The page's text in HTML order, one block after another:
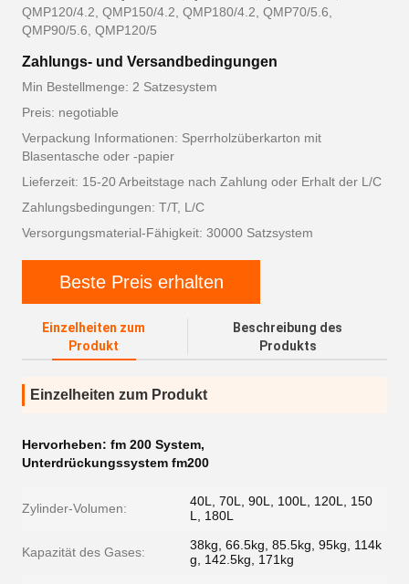
QMP120/4.2, QMP150/4.2, QMP180/4.2, QMP70/5.6,
QMP90/5.6, QMP120/5
Zahlungs- und Versandbedingungen
Min Bestellmenge: 2 Satzesystem
Preis: negotiable
Verpackung Informationen: Sperrholzüberkarton mit
Blasentasche oder -papier
Lieferzeit: 15-20 Arbeitstage nach Zahlung oder Erhalt der L/C
Zahlungsbedingungen: T/T, L/C
Versorgungsmaterial-Fähigkeit: 30000 Satzsystem
Beste Preis erhalten
Einzelheiten zum
Produkt
Beschreibung des
Produkts
Einzelheiten zum Produkt
Hervorheben: fm 200 System,
Unterdrückungssystem fm200
Zylinder-Volumen:
40L, 70L, 90L, 100L, 120L, 150
L, 180L
Kapazität des Gases:
38kg, 66.5kg, 85.5kg, 95kg, 114k
g, 142.5kg, 171kg